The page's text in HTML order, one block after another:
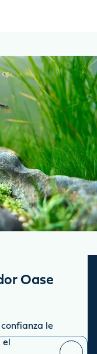
Oase
le
y
y novedades.